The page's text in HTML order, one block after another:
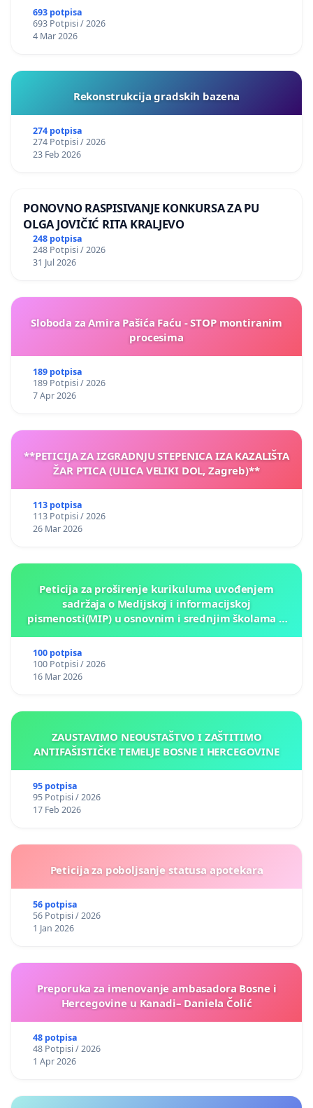
693 potpisa
693 Potpisi / 2026
4 Mar 2026
Rekonstrukcija gradskih bazena
274 potpisa
274 Potpisi / 2026
23 Feb 2026
PONOVNO RASPISIVANJE KONKURSA ZA PU
OLGA JOVIČIĆ RITA KRALJEVO
248 potpisa
248 Potpisi / 2026
31 Jul 2026
Sloboda za Amira Pašića Faću - STOP montiranim
procesima
189 potpisa
189 Potpisi / 2026
7 Apr 2026
**PETICIJA ZA IZGRADNJU STEPENICA IZA KAZALIŠTA
ŽAR PTICA (ULICA VELIKI DOL, Zagreb)**
113 potpisa
113 Potpisi / 2026
26 Mar 2026
Peticija za proširenje kurikuluma uvođenjem
sadržaja o Medijskoj i informacijskoj
pismenosti(MIP) u osnovnim i srednjim školama u
100 potpisa
100 Potpisi / 2026
16 Mar 2026
ZAUSTAVIMO NEOUSTAŠTVO I ZAŠTITIMO
ANTIFAŠISTIČKE TEMELJE BOSNE I HERCEGOVINE
95 potpisa
95 Potpisi / 2026
17 Feb 2026
Peticija za poboljsanje statusa apotekara
56 potpisa
56 Potpisi / 2026
1 Jan 2026
Preporuka za imenovanje ambasadora Bosne i
Hercegovine u Kanadi– Daniela Čolić
48 potpisa
48 Potpisi / 2026
1 Apr 2026